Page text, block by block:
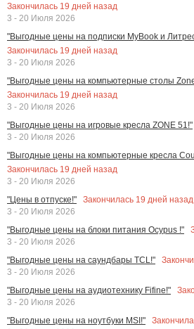
Закончилась 19 дней назад
3 - 20 Июля 2026
"Выгодные цены на подписки MyBook и
Закончилась 19 дней назад
3 - 20 Июля 2026
"Выгодные цены на компьютерные столы
Закончилась 19 дней назад
3 - 20 Июля 2026
"Выгодные цены на игровые кресла ZONE 51!"
3 - 20 Июля 2026
"Выгодные цены на компьютерные кресла
Закончилась 19 дней назад
3 - 20 Июля 2026
"Цены в отпуске!"
Закончилась 19 дней назад
3 - 20 Июля 2026
"Выгодные цены на блоки питания Ocypus !"
3 - 20 Июля 2026
"Выгодные цены на саундбары TCL!"
3 - 20 Июля 2026
"Выгодные цены на аудиотехнику Fifine!"
3 - 20 Июля 2026
"Выгодные цены на ноутбуки MSI!"